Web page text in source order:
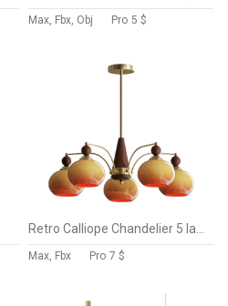
Max, Fbx, Obj Pro 5 $
Max, Fbx Pro 7 $